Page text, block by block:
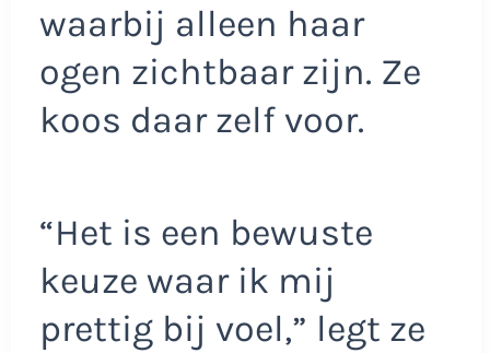
waarbij alleen haar
ogen zichtbaar zijn. Ze
koos daar zelf voor.
“Het is een bewuste
keuze waar ik mij
prettig bij voel,” legt ze